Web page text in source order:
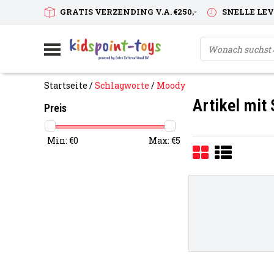
GRATIS VERZENDING V.A. €250,- SNELLE
Startseite /Schlagworte / Moody
Preis
Min: €0 Max: €5
Artikel mit